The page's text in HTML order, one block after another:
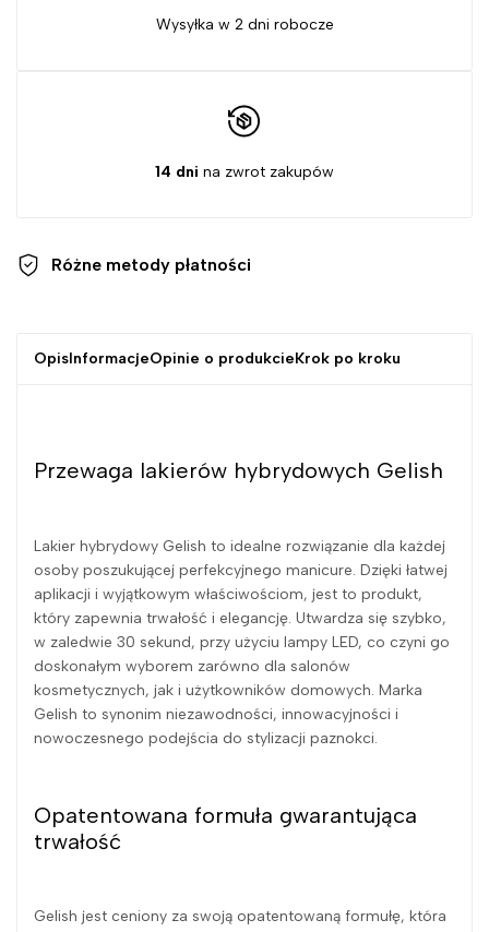
Wysyłka w 2 dni robocze
14 dni na zwrot zakupów
Różne metody płatności
OpisInformacjeOpinie o produkcieKrok po kroku
Przewaga lakierów hybrydowych Gelish
Lakier hybrydowy Gelish to idealne rozwiązanie dla każdej
osoby poszukującej perfekcyjnego manicure. Dzięki łatwej
aplikacji i wyjątkowym właściwościom, jest to produkt,
który zapewnia trwałość i elegancję. Utwardza się szybko,
w zaledwie 30 sekund, przy użyciu lampy LED, co czyni go
doskonałym wyborem zarówno dla salonów
kosmetycznych, jak i użytkowników domowych. Marka
Gelish to synonim niezawodności, innowacyjności i
nowoczesnego podejścia do stylizacji paznokci.
Opatentowana formuła gwarantująca
trwałość
Gelish jest ceniony za swoją opatentowaną formułę, która